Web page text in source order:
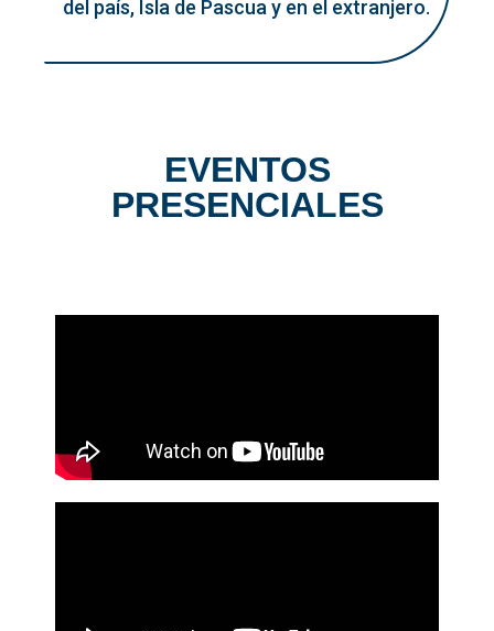
del país, Isla de Pascua y en el extranjero.
EVENTOS
PRESENCIALES